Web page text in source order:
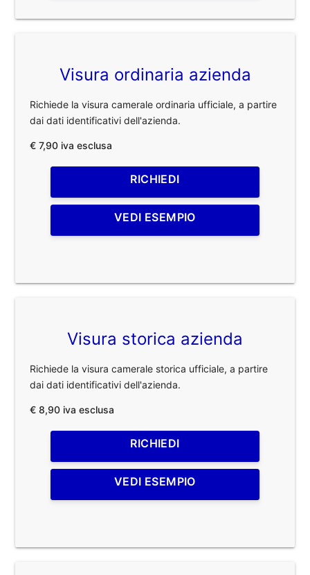
Visura ordinaria azienda
Richiede la visura camerale ordinaria ufficiale, a partire
dai dati identificativi dell'azienda.
€ 7,90 iva esclusa
RICHIEDI
VEDI ESEMPIO
Visura storica azienda
Richiede la visura camerale storica ufficiale, a partire
dai dati identificativi dell'azienda.
€ 8,90 iva esclusa
RICHIEDI
VEDI ESEMPIO